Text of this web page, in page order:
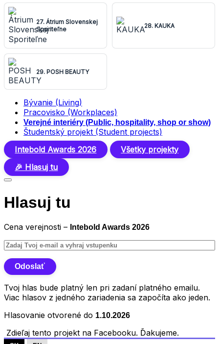
27. Átrium Slovenskej
Sporiteľne
28. KAUKA
29. POSH BEAUTY
Bývanie (Living)
Pracovisko (Workplaces)
Verejné interiéry (Public, hospitality, shop or show)
Študentský projekt (Student projects)
Intebold Awards 2026
Všetky projekty
🎉 Hlasuj tu
Hlasuj tu
Cena verejnosti – Intebold Awards 2026
Tvoj hlas bude platný len pri zadaní platného emailu.
Viac hlasov z jedného zariadenia sa započíta ako jeden.
Hlasovanie otvorené do 1.10.2026
Zdieľaj tento projekt na Facebooku. Ďakujeme.